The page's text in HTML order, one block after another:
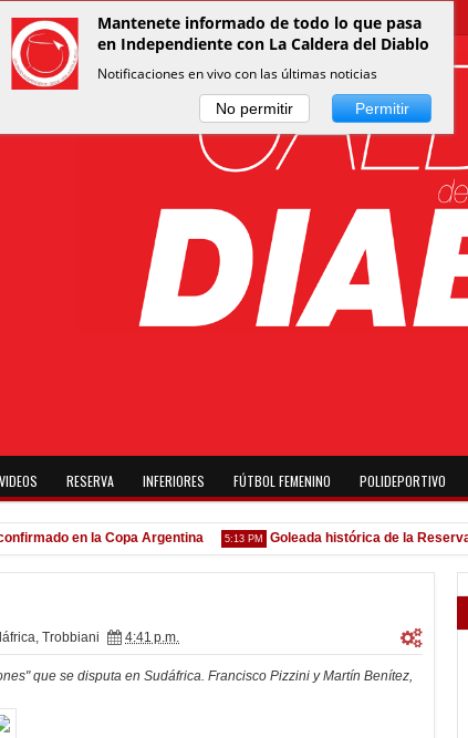
VIDEOS RESERVA INFERIORES FÚTBOL FEMENINO POLIDEPORTIVO
en la Copa Argentina 5:13 PM Goleada histórica de la Reserva
, Trobbiani 4:41 p.m.
que se disputa en Sudáfrica. Francisco Pizzini y Martín Benítez,
Mantenete informado de todo lo que pasa
en Independiente con La Caldera del Diablo
Notificaciones en vivo con las últimas noticias
No permitir Permitir